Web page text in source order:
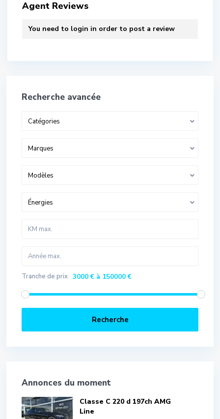
Agent Reviews
You need to login in order to post a review
Recherche avancée
Catégories
Marques
Modèles
Énergies
Tranche de prix 3000 € à 150000 €
Recherche
Annonces du moment
Classe C 220 d 197ch AMG
Line